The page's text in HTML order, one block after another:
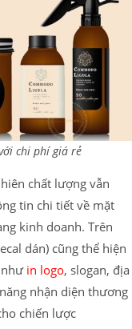
chi phí giá rẻ
chất lượng vẫn
tin chi tiết về mặt
kinh doanh. Trên
dán) cũng thể hiện
in logo, slogan, địa
nhận diện thương
chiến lược